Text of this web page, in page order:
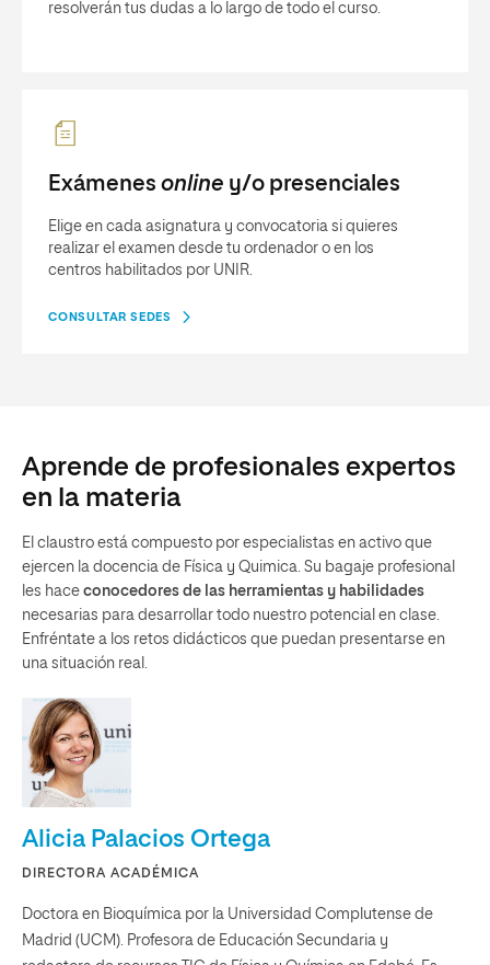
resolverán tus dudas a lo largo de todo el curso.
Exámenes online y/o presenciales
Elige en cada asignatura y convocatoria si quieres
realizar el examen desde tu ordenador o en los
centros habilitados por UNIR.
CONSULTAR SEDES
Aprende de profesionales expertos
en la materia
El claustro está compuesto por especialistas en activo que
ejercen la docencia de Física y Quimica. Su bagaje profesional
les hace conocedores de las herramientas y habilidades
necesarias para desarrollar todo nuestro potencial en clase.
Enfréntate a los retos didácticos que puedan presentarse en
una situación real.
Alicia Palacios Ortega
DIRECTORA ACADÉMICA
Doctora en Bioquímica por la Universidad Complutense de
Madrid (UCM). Profesora de Educación Secundaria y